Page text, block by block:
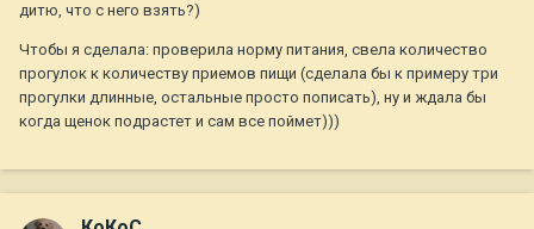
дитю, что с него взять?)
Чтобы я сделала: проверила норму питания, свела количество
прогулок к количеству приемов пищи (сделала бы к примеру три
прогулки длинные, остальные просто пописать), ну и ждала бы
когда щенок подрастет и сам все поймет)))